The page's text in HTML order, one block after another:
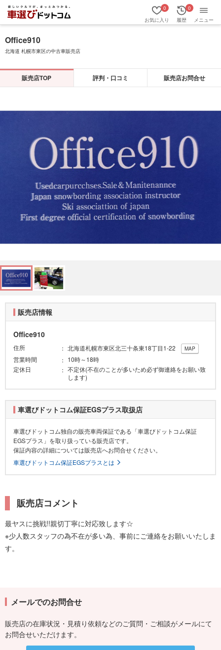
お気に入り
0
履歴
0
メニュー
Office910
北海道 札幌市東区の中古車販売店
販売店TOP 評判・口コミ 販売店お問合せ
販売店情報
Office910
住所 北海道札幌市東区北三十条東18丁目1-22 MAP
営業時間
10時～18時
定休日
不定休(不在のことが多いため必ず御連絡をお願い致
します)
車選びドットコム保証EGSプラス取扱店
車選びドットコム独自の販売車両保証である「車選びドットコム保証
EGSプラス」を取り扱っている販売店です。
保証内容の詳細については販売店へお問合せください。
車選びドットコム保証EGSプラスとは
販売店コメント
最ヤスに挑戦!!親切丁寧に対応致します☆
※少人数スタッフの為不在が多い為、事前にご連絡をお願いいたしま
す。
メールでのお問合せ
販売店の在庫状況・見積り依頼などのご質問・ご相談がメールにて
お問合せいただけます。